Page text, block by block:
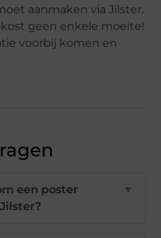
aanmaken via Jilster.
geen enkele moeite!
voorbij komen en
een poster
▼